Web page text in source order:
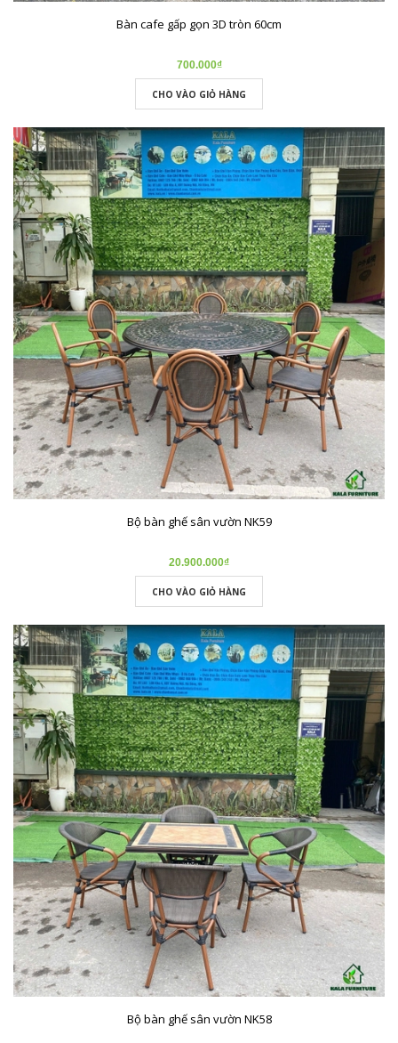
Bàn cafe gấp gọn 3D tròn 60cm
700.000₫
CHO VÀO GIỎ HÀNG
Bộ bàn ghế sân vườn NK59
20.900.000₫
CHO VÀO GIỎ HÀNG
Bộ bàn ghế sân vườn NK58